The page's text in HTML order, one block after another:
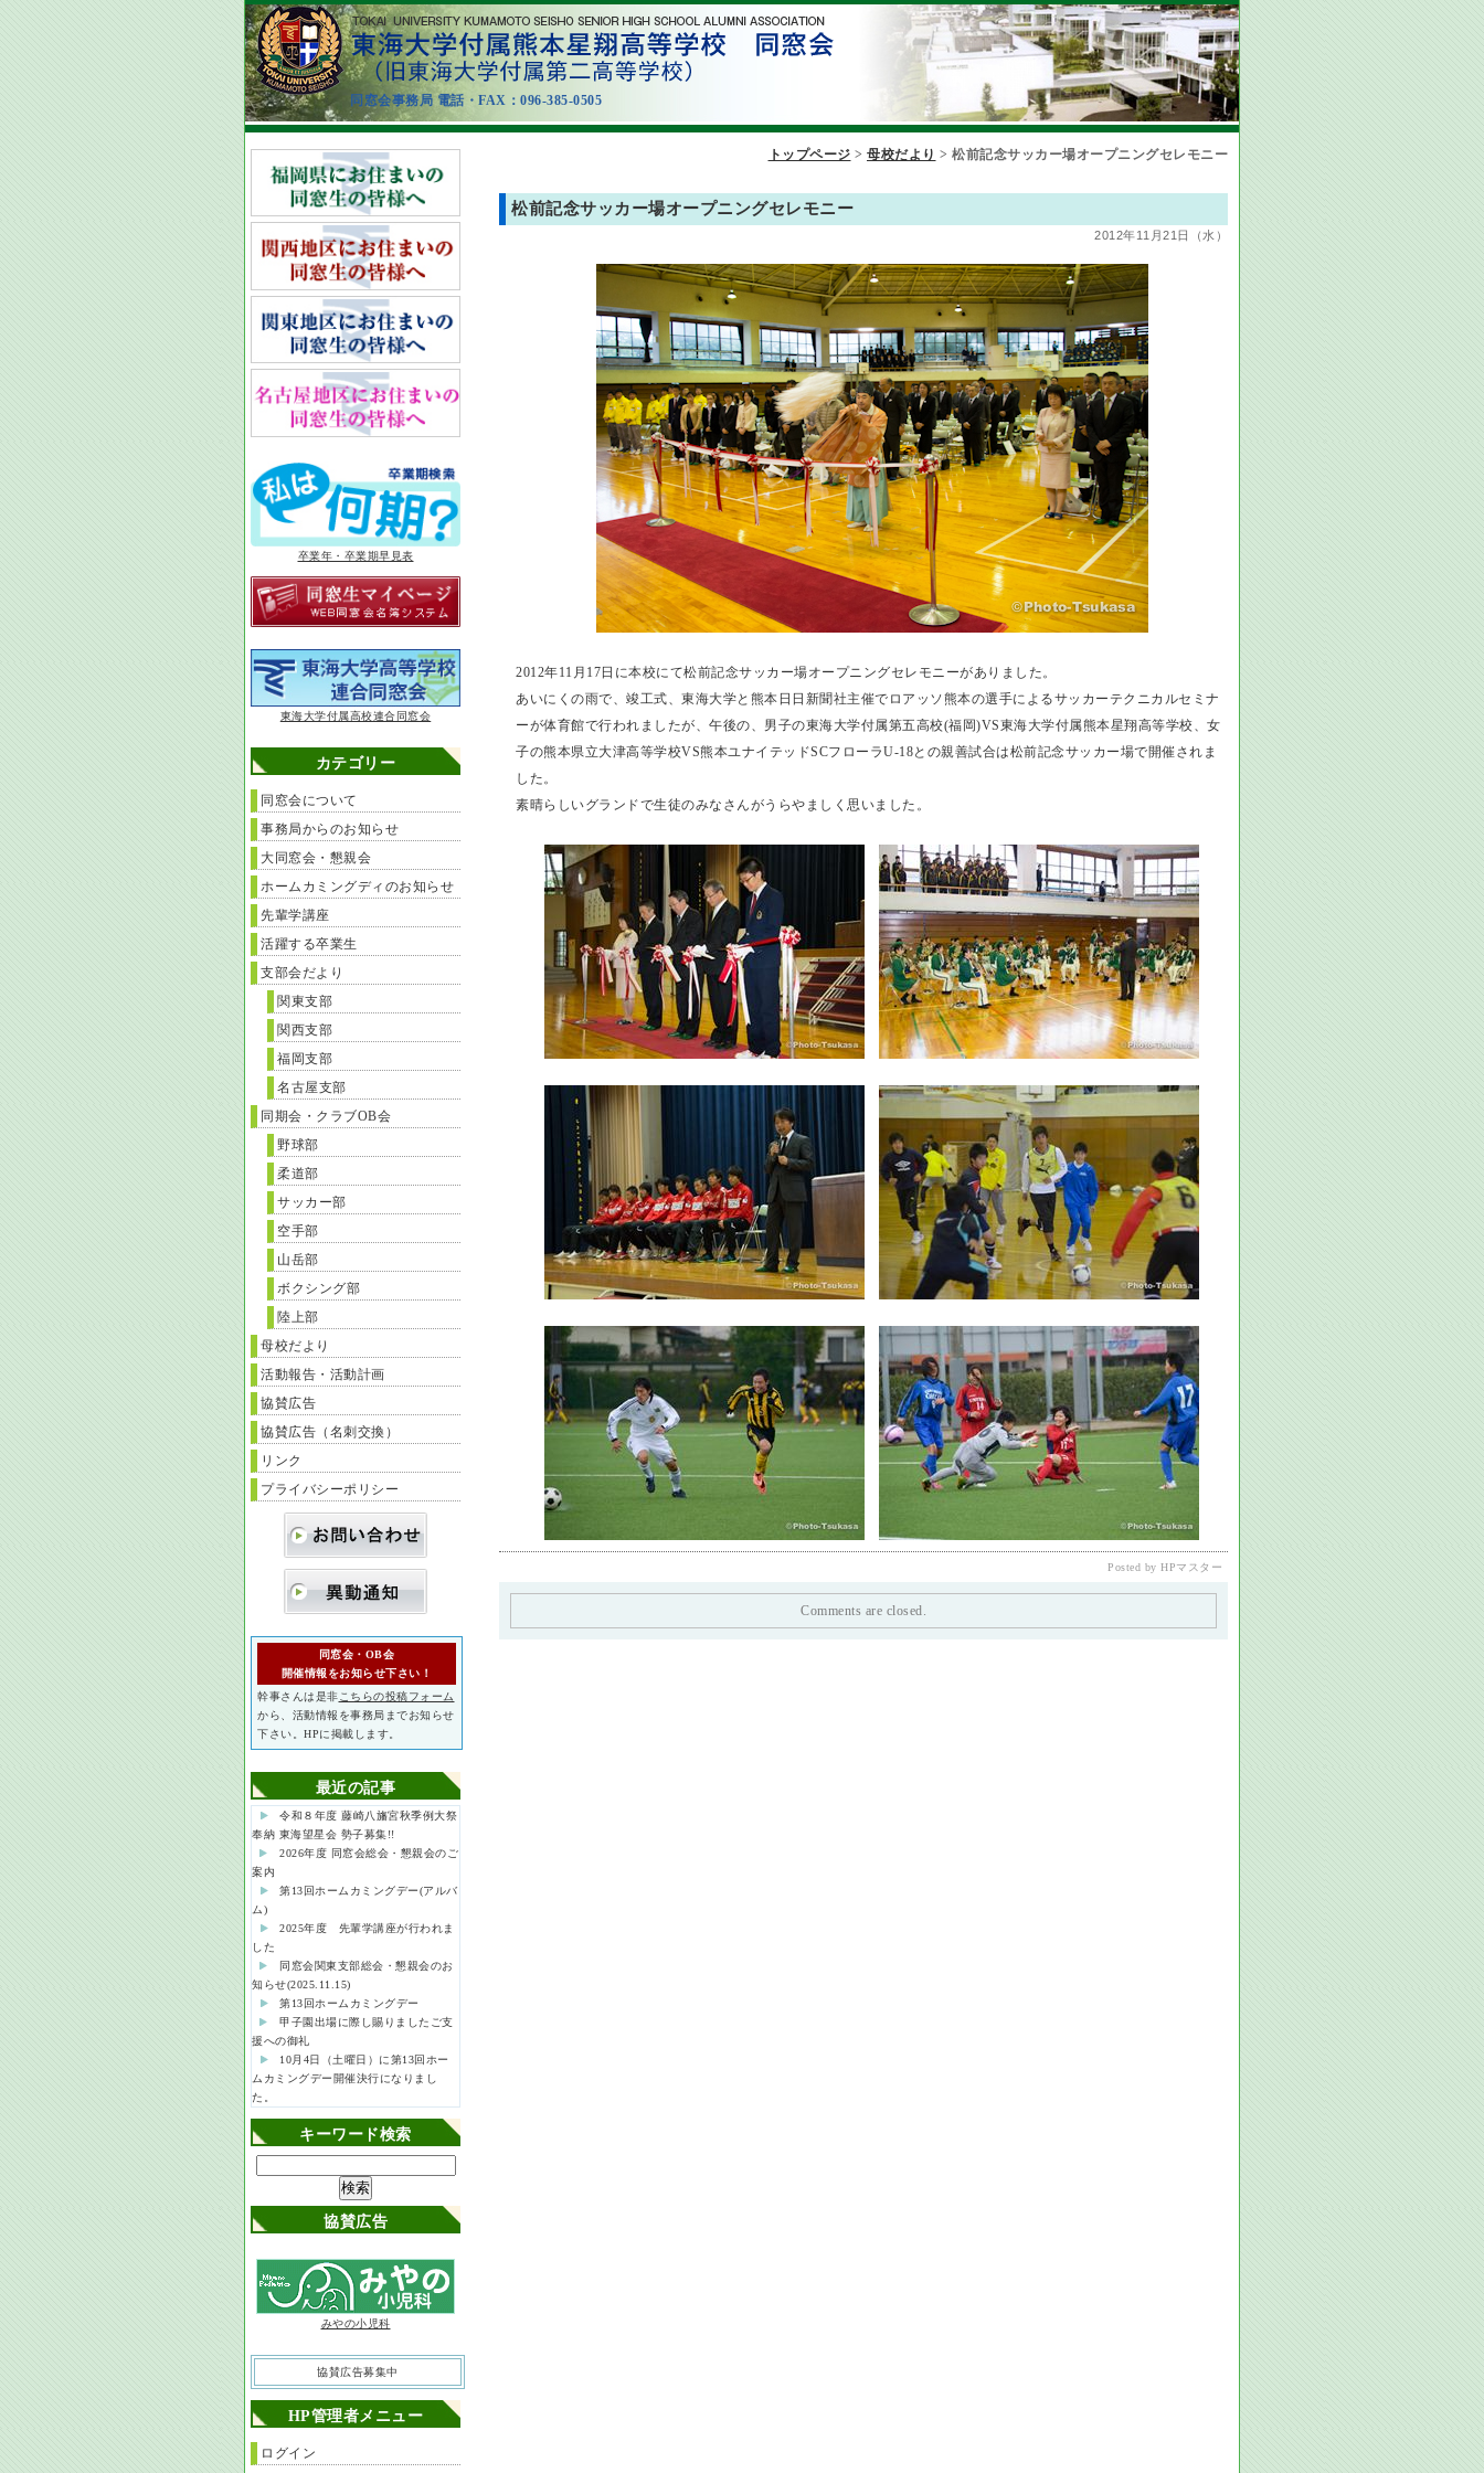
同窓会事務局 電話・FAX：096-385-0505
トップページ > 母校だより > 松前記念サッカー場オープニングセレモニー
松前記念サッカー場オープニングセレモニー
2012年11月21日（水）
2012年11月17日に本校にて松前記念サッカー場オープニングセレモニーがありました。
あいにくの雨で、竣工式、東海大学と熊本日日新聞社主催でロアッソ熊本の選手によるサッカーテクニカルセミナ
ーが体育館で行われましたが、午後の、男子の東海大学付属第五高校(福岡)VS東海大学付属熊本星翔高等学校、女
子の熊本県立大津高等学校VS熊本ユナイテッドSCフローラU-18との親善試合は松前記念サッカー場で開催されま
した。
素晴らしいグランドで生徒のみなさんがうらやましく思いました。
Posted by HPマスター
Comments are closed.
卒業年・卒業期早見表
東海大学付属高校連合同窓会
カテゴリー
同窓会について
事務局からのお知らせ
大同窓会・懇親会
ホームカミングディのお知らせ
先輩学講座
活躍する卒業生
支部会だより
関東支部
関西支部
福岡支部
名古屋支部
同期会・クラブOB会
野球部
柔道部
サッカー部
空手部
山岳部
ボクシング部
陸上部
母校だより
活動報告・活動計画
協賛広告
協賛広告（名刺交換）
リンク
プライバシーポリシー
同窓会・OB会
開催情報をお知らせ下さい！
幹事さんは是非こちらの投稿フォーム
から、活動情報を事務局までお知らせ
下さい。HPに掲載します。
最近の記事
令和８年度 藤崎八旛宮秋季例大祭
奉納 東海望星会 勢子募集!!
2026年度 同窓会総会・懇親会のご
案内
第13回ホームカミングデー(アルバ
ム)
2025年度 先輩学講座が行われま
した
同窓会関東支部総会・懇親会のお
知らせ(2025.11.15)
第13回ホームカミングデー
甲子園出場に際し賜りましたご支
援への御礼
10月4日（土曜日）に第13回ホー
ムカミングデー開催決行になりまし
た。
キーワード検索
協賛広告
みやの小児科
協賛広告募集中
HP管理者メニュー
ログイン